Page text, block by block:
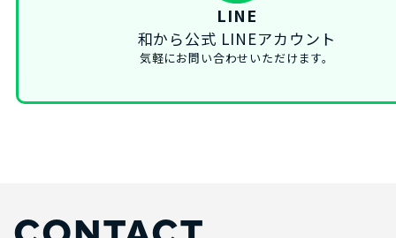
LINE
和から公式 LINEアカウント
気軽にお問い合わせいただけます。